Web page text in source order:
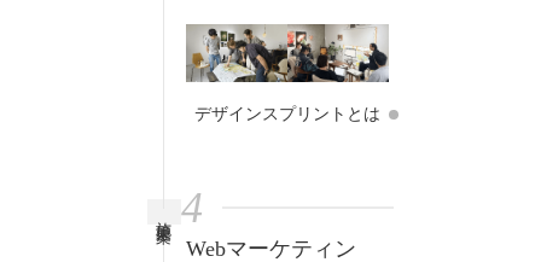
デザインスプリントとは
4
Webマーケティン